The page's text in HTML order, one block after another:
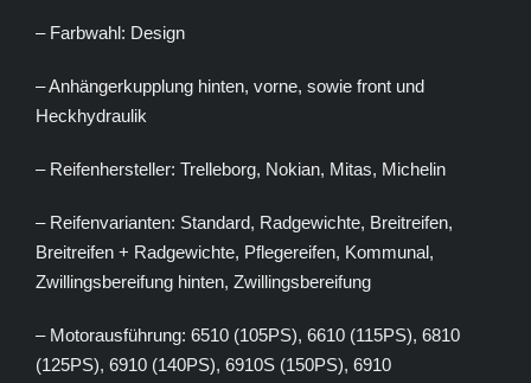
– Farbwahl: Design
– Anhängerkupplung hinten, vorne, sowie front und
Heckhydraulik
– Reifenhersteller: Trelleborg, Nokian, Mitas, Michelin
– Reifenvarianten: Standard, Radgewichte, Breitreifen,
Breitreifen + Radgewichte, Pflegereifen, Kommunal,
Zwillingsbereifung hinten, Zwillingsbereifung
– Motorausführung: 6510 (105PS), 6610 (115PS), 6810
(125PS), 6910 (140PS), 6910S (150PS), 6910